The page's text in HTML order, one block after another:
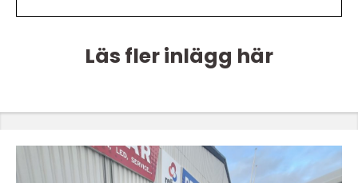
Läs fler inlägg här